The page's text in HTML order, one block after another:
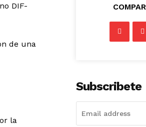
DIF-
de una
la
Subscribete